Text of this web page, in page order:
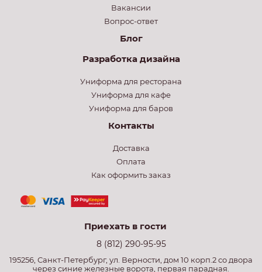
Вакансии
Вопрос-ответ
Блог
Разработка дизайна
Униформа для ресторана
Униформа для кафе
Униформа для баров
Контакты
Доставка
Оплата
Как оформить заказ
Приехать в гости
8 (812) 290-95-95
195256, Санкт-Петербург, ул. Верности, дом 10 корп.2 со двора
через синие железные ворота, первая парадная.